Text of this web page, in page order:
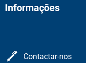
Informações
Contactar-nos